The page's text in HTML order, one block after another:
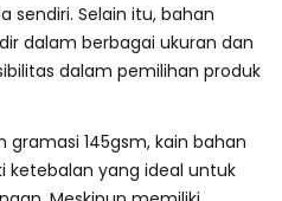
sendiri. Selain itu, bahan
dalam berbagai ukuran dan
dalam pemilihan produk
gramasi 145gsm, kain bahan
ketebalan yang ideal untuk